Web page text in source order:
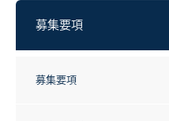
募集要項
募集要項